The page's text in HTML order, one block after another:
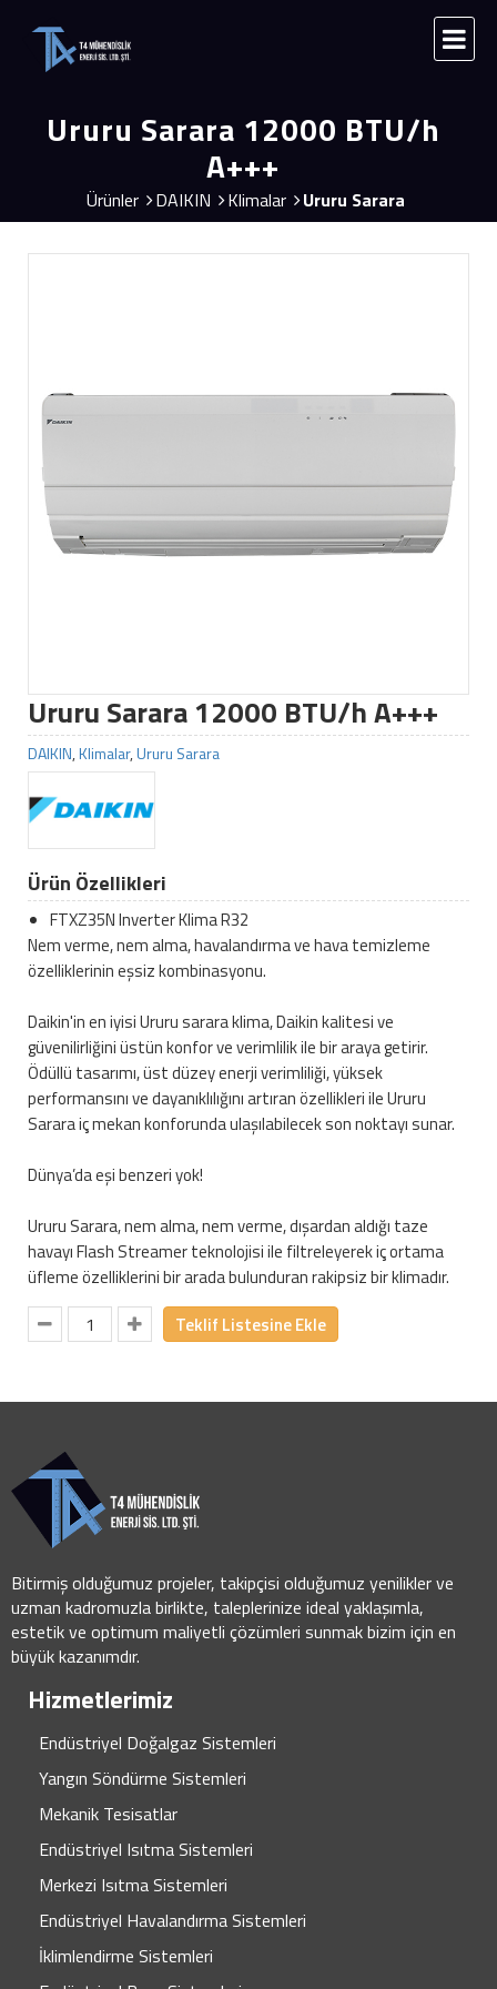
Ururu Sarara 12000 BTU/h
A+++
Ürünler DAIKIN Klimalar Ururu Sarara
Ururu Sarara 12000 BTU/h A+++
DAIKIN,Klimalar,Ururu Sarara
Ürün Özellikleri
FTXZ35N Inverter Klima R32
Nem verme, nem alma, havalandırma ve hava temizleme
özelliklerinin eşsiz kombinasyonu.
Daikin'in en iyisi Ururu sarara klima, Daikin kalitesi ve
güvenilirliğini üstün konfor ve verimlilik ile bir araya getirir.
Ödüllü tasarımı, üst düzey enerji verimliliği, yüksek
performansını ve dayanıklılığını artıran özellikleri ile Ururu
Sarara iç mekan konforunda ulaşılabilecek son noktayı sunar.
Dünya’da eşi benzeri yok!
Ururu Sarara, nem alma, nem verme, dışardan aldığı taze
havayı Flash Streamer teknolojisi ile filtreleyerek iç ortama
üfleme özelliklerini bir arada bulunduran rakipsiz bir klimadır.
Teklif Listesine Ekle
Bitirmiş olduğumuz projeler, takipçisi olduğumuz yenilikler ve
uzman kadromuzla birlikte, taleplerinize ideal yaklaşımla,
estetik ve optimum maliyetli çözümleri sunmak bizim için en
büyük kazanımdır.
Hizmetlerimiz
Endüstriyel Doğalgaz Sistemleri
Yangın Söndürme Sistemleri
Mekanik Tesisatlar
Endüstriyel Isıtma Sistemleri
Merkezi Isıtma Sistemleri
Endüstriyel Havalandırma Sistemleri
İklimlendirme Sistemleri